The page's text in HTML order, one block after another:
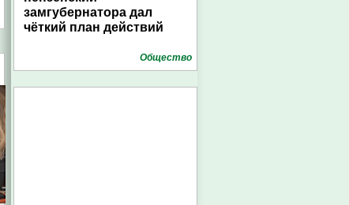
замгубернатора дал
чёткий план действий
Общество